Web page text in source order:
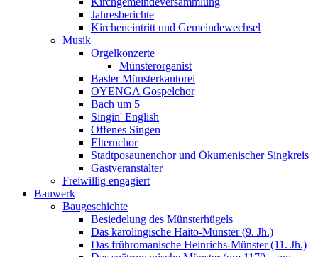
Jahresberichte
Kircheneintritt und Gemeindewechsel
Musik
Orgelkonzerte
Münsterorganist
Basler Münsterkantorei
OYENGA Gospelchor
Bach um 5
Singin' English
Offenes Singen
Elternchor
Stadtposaunenchor und Ökumenischer Singkreis
Gastveranstalter
Freiwillig engagiert
Bauwerk
Baugeschichte
Besiedelung des Münsterhügels
Das karolingische Haito-Münster (9. Jh.)
Das frühromanische Heinrichs-Münster (11. Jh.)